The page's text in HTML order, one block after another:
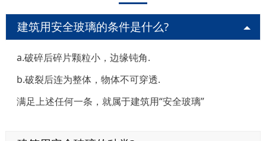
建筑用安全玻璃的条件是什么?
a.破碎后碎片颗粒小，边缘钝角.
b.破裂后连为整体，物体不可穿透.
满足上述任何一条，就属于建筑用“安全玻璃”